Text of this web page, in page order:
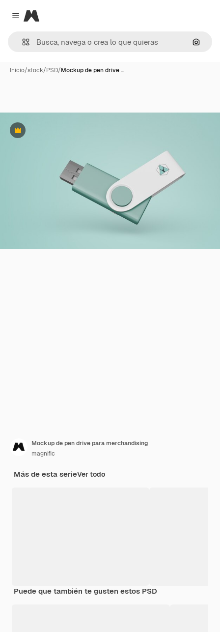
Close menu
Magnific
Inicio/stock/PSD/Mockup de pen drive …
Premium
Mockup de pen drive para merchandising
magnific
Más de esta serieVer todo
Puede que también te gusten estos PSD